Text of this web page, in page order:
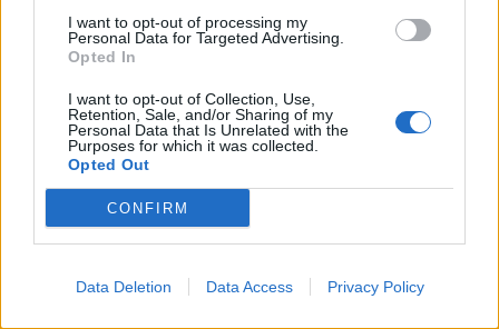
I want to opt-out of processing my
Personal Data for Targeted Advertising.
Opted In
I want to opt-out of Collection, Use,
Retention, Sale, and/or Sharing of my
Personal Data that Is Unrelated with the
Purposes for which it was collected.
Opted Out
CONFIRM
Data Deletion Data Access Privacy Policy